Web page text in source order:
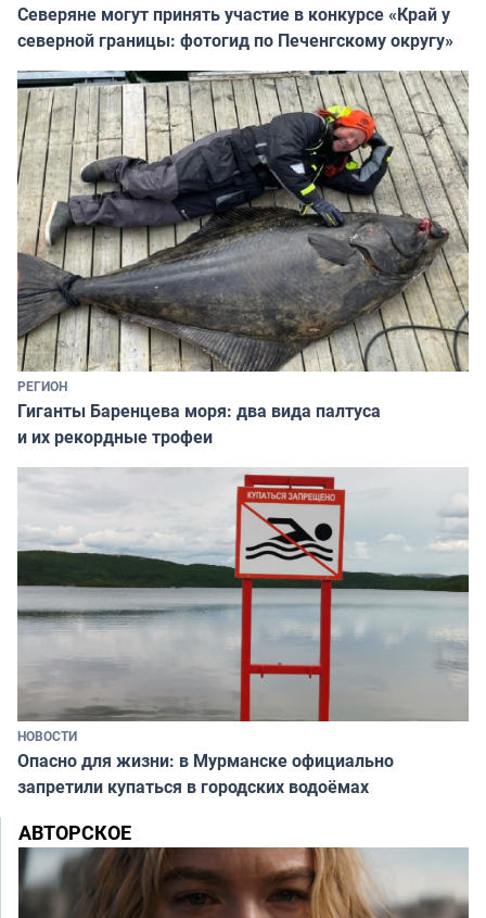
Северяне могут принять участие в конкурсе «Край у
северной границы: фотогид по Печенгскому округу»
РЕГИОН
Гиганты Баренцева моря: два вида палтуса
и их рекордные трофеи
НОВОСТИ
Опасно для жизни: в Мурманске официально
запретили купаться в городских водоёмах
АВТОРСКОЕ